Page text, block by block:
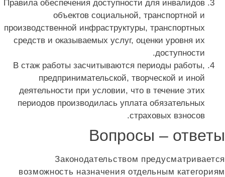
Правила обеспечения доступности для инвалидов
объектов социальной, транспортной и
производственной инфраструктуры, транспортных
средств и оказываемых услуг, оценки уровня их
доступности.
В стаж работы засчитываются периоды работы,
предпринимательской, творческой и иной
деятельности при условии, что в течение этих
периодов производилась уплата обязательных
страховых взносов.
Вопросы –
Законодательством
возможность назначения отдельным